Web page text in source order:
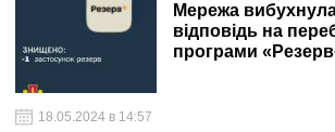
Мережа
відповідь на
програми
18.05.2024 в 14:57